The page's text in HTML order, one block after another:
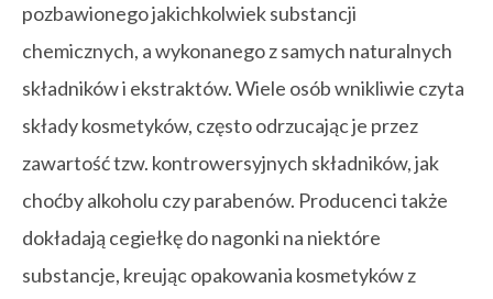
pozbawionego jakichkolwiek substancji
chemicznych, a wykonanego z samych naturalnych
składników i ekstraktów. Wiele osób wnikliwie czyta
składy kosmetyków, często odrzucając je przez
zawartość tzw. kontrowersyjnych składników, jak
choćby alkoholu czy parabenów. Producenci także
dokładają cegiełkę do nagonki na niektóre
substancje, kreując opakowania kosmetyków z